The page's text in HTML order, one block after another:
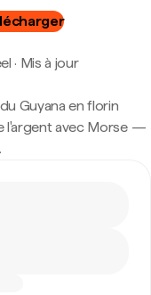
· Mis à jour
Guyana en florin
l'argent avec Morse —